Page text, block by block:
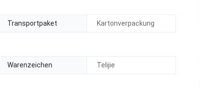
Transportpaket Kartonverpackung
Warenzeichen Telijie